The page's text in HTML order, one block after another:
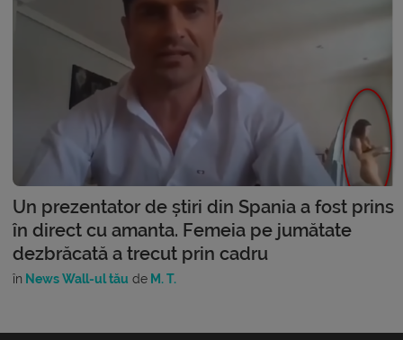
Un prezentator de știri din Spania a fost prins
în direct cu amanta. Femeia pe jumătate
dezbrăcată a trecut prin cadru
în News Wall-ul tău de M. T.